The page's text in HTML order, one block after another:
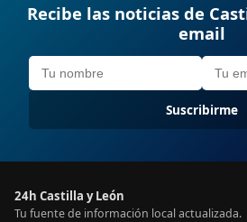
Recibe las noticias de
email
Suscribirme
24h Castilla y León
Tu fuente de información local actualizada.